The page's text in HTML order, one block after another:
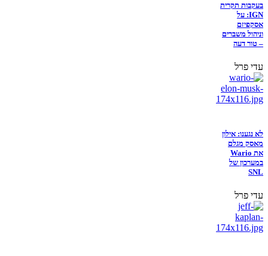
בעקבות תקרית
IGN: על
אסקפיזם
וניהול משברים
– טור דעה
עדי פרל
לא נגענו: אילון
מאסק מגלם
את Wario
במערכון של
SNL
עדי פרל